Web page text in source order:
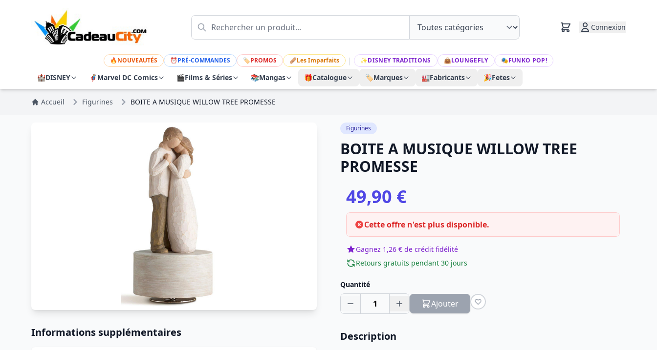
Connexion
🔥NOUVEAUTÉS ⏰PRÉ-COMMANDES 🏷PROMOS 🩹Les Imparfaits | ✨DISNEY TRADITIONS 👜LOUNGEFLY 🎭FUNKO POP!
🏰DISNEY 🦸 Marvel DC Comics 🎬Films & Séries 📚Mangas 🎁Catalogue 🏷️Marques 🏭Fabricants 🎉Fetes
Accueil Figurines BOITE A MUSIQUE WILLOW TREE PROMESSE
Informations supplémentaires
Figurines
BOITE A MUSIQUE WILLOW TREE
PROMESSE
49,90 €
Cette offre n'est plus disponible.
Gagnez 1,26 € de crédit fidélité
Retours gratuits pendant 30 jours
Quantité
1 Ajouter
Description